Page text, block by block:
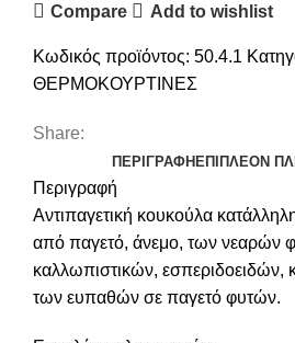
Compare Add to wishlist
Κωδικός προϊόντος: 50.4.1
ΘΕΡΜΟΚΟΥΡΤΙΝΕΣ
Share:
ΠΕΡΙΓΡΑΦΉ ΕΠΙΠΛΈΟΝ
Περιγραφή
Αντιπαγετική κουκούλα
από παγετό, άνεμο, των νεαρών
καλλωπιστικών, εσπεριδοειδών,
των ευπαθών σε παγετό φυτών.